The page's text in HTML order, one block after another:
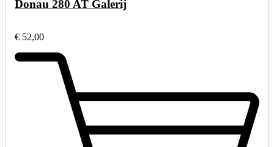
Donau 280 AT Galerij
€ 52,00